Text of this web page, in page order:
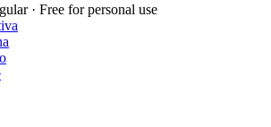
· Free for personal use